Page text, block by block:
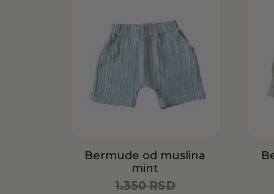
Bermude od muslina
mint
1.350RSD